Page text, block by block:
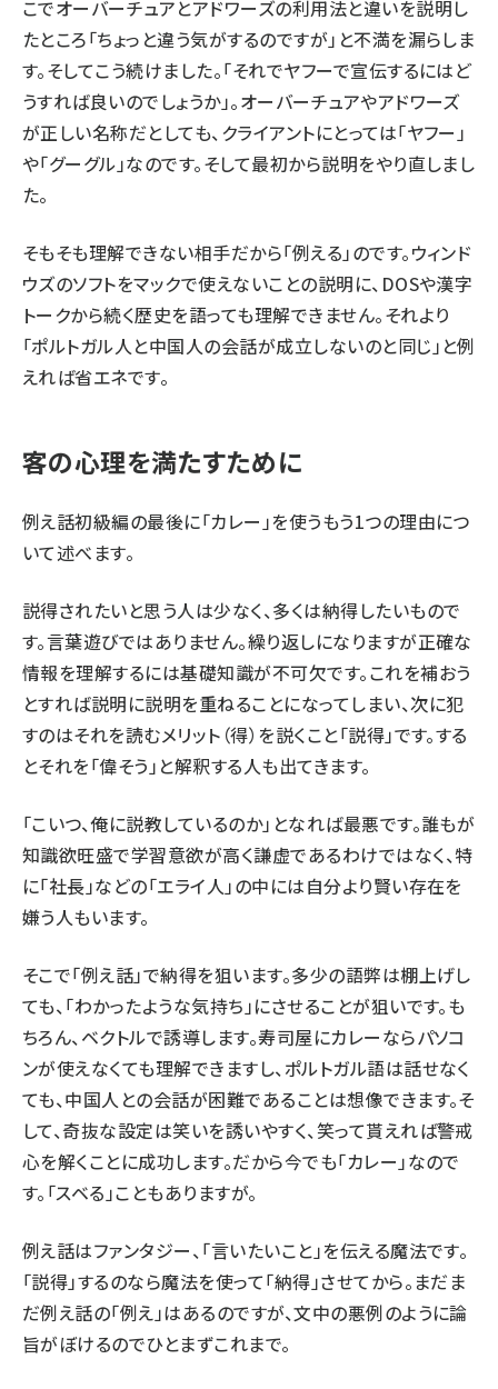
こでオーバーチュアとアドワーズの利用法と違いを説明し
たところ「ちょっと違う気がするのですが」と不満を漏らしま
す。そしてこう続けました。「それでヤフーで宣伝するにはど
うすれば良いのでしょうか」。オーバーチュアやアドワーズ
が正しい名称だとしても、クライアントにとっては「ヤフー」
や「グーグル」なのです。そして最初から説明をやり直しまし
た。
そもそも理解できない相手だから「例える」のです。ウィンド
ウズのソフトをマックで使えないことの説明に、DOSや漢字
トークから続く歴史を語っても理解できません。それより
「ポルトガル人と中国人の会話が成立しないのと同じ」と例
えれば省エネです。
客の心理を満たすために
例え話初級編の最後に「カレー」を使うもう1つの理由につ
いて述べます。
説得されたいと思う人は少なく、多くは納得したいもので
す。言葉遊びではありません。繰り返しになりますが正確な
情報を理解するには基礎知識が不可欠です。これを補おう
とすれば説明に説明を重ねることになってしまい、次に犯
すのはそれを読むメリット（得）を説くこと「説得」です。する
とそれを「偉そう」と解釈する人も出てきます。
「こいつ、俺に説教しているのか」となれば最悪です。誰もが
知識欲旺盛で学習意欲が高く謙虚であるわけではなく、特
に「社長」などの「エライ人」の中には自分より賢い存在を
嫌う人もいます。
そこで「例え話」で納得を狙います。多少の語弊は棚上げし
ても、「わかったような気持ち」にさせることが狙いです。も
ちろん、ベクトルで誘導します。寿司屋にカレーならパソコ
ンが使えなくても理解できますし、ポルトガル語は話せなく
ても、中国人との会話が困難であることは想像できます。そ
して、奇抜な設定は笑いを誘いやすく、笑って貰えれば警戒
心を解くことに成功します。だから今でも「カレー」なので
す。「スベる」こともありますが。
例え話はファンタジー、「言いたいこと」を伝える魔法です。
「説得」するのなら魔法を使って「納得」させてから。まだま
だ例え話の「例え」はあるのですが、文中の悪例のように論
旨がぼけるのでひとまずこれまで。